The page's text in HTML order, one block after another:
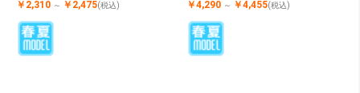
￥2,310 ～ ￥2,475(税込) ￥4,290 ～ ￥4,455(税込)